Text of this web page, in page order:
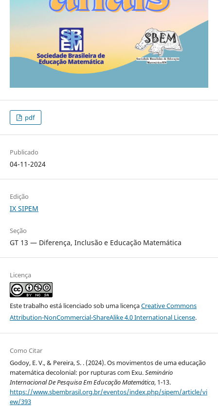
pdf
Publicado
04-11-2024
Edição
IX SIPEM
Seção
GT 13 — Diferença, Inclusão e Educação Matemática
Licença
Este trabalho está licenciado sob uma licençaCreative Commons
Attribution-NonCommercial-ShareAlike 4.0 International License.
Como Citar
Godoy, E. V., & Pereira, S. . (2024). Os movimentos de uma educação
matemática decolonial: por rupturas com Exu.Seminário
Internacional De Pesquisa Em Educação Matemática, 1-13.
https://www.sbembrasil.org.br/eventos/index.php/sipem/article/vi
ew/393